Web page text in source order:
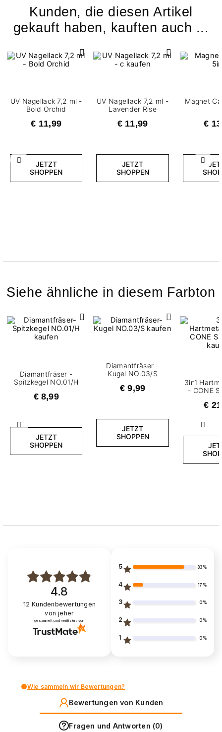
Kunden, die diesen Artikel
gekauft haben, kauften auch ...
Zurück
UV Nagellack 7,2 ml -
Bold Orchid
€ 11,99
JETZT
SHOPPEN
UV Nagellack 7,2 ml -
Lavender Rise
€ 11,99
JETZT
SHOPPEN
Magnet
€
Siehe ähnliche in diesem Farbton
Zurück
Diamantfräser -
Spitzkegel NO.01/H
€ 8,99
JETZT
SHOPPEN
Diamantfräser -
Kugel NO.03/S
€ 9,99
JETZT
SHOPPEN
3in1
- CONE
€
4.8
12 Kundenbewertungen
von jeher
gesammelt und verifiziert von
5 83%
4 17%
3 0%
2 0%
1 0%
Wie sammeln wir Bewertungen?
Bewertungen von Kunden
Fragen und Antworten (0)